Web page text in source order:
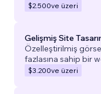
$2.500ve üzeri
Gelişmiş Site
Özelleştirilmiş
fazlasına sahip bir
$3.200ve üzeri